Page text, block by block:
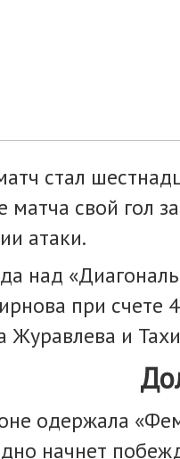
стал
матча свой гол
атаки.
над
при счете
Журавлева и
одержала
начнет